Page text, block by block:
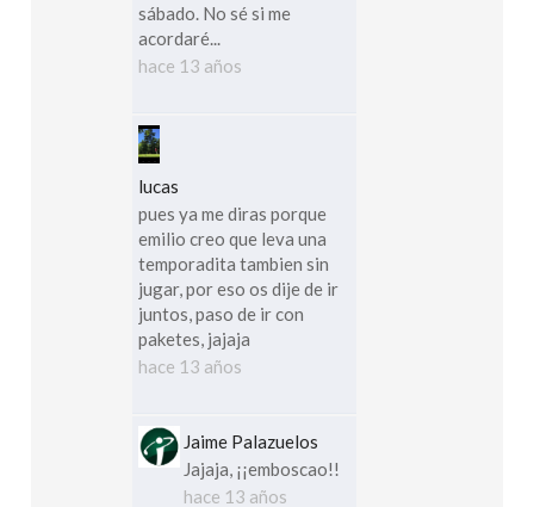
sábado. No sé si me
acordaré...
hace 13 años
lucas
pues ya me diras porque
emilio creo que leva una
temporadita tambien sin
jugar, por eso os dije de ir
juntos, paso de ir con
paketes, jajaja
hace 13 años
Jaime Palazuelos
Jajaja, ¡¡emboscao!!
hace 13 años